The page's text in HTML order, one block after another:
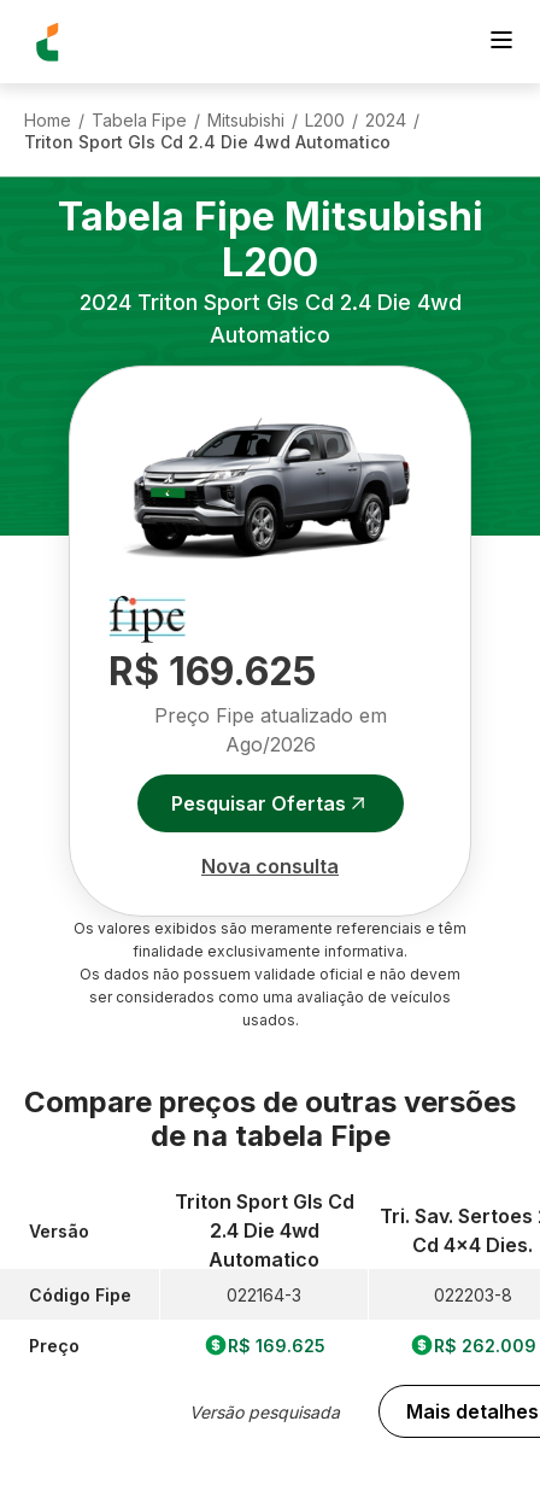
Home / Tabela Fipe / Mitsubishi / L200 / 2024 /
Triton Sport Gls Cd 2.4 Die 4wd Automatico
Tabela Fipe Mitsubishi
L200
2024 Triton Sport Gls Cd 2.4 Die 4wd
Automatico
R$ 169.625
Preço Fipe atualizado em
Ago/2026
Pesquisar Ofertas
Nova consulta
Os valores exibidos são meramente referenciais e têm
finalidade exclusivamente informativa.
Os dados não possuem validade oficial e não devem
ser considerados como uma avaliação de veículos
usados.
Compare preços de outras versões
de na tabela Fipe
Versão
Código Fipe
Preço
Triton Sport Gls Cd
2.4 Die 4wd
Automatico
022164-3
R$ 169.625
Versão pesquisada
Tri. Sav. Sertoes
Cd 4x4 Dies.
022203-8
R$ 262.009
Mais detalhes